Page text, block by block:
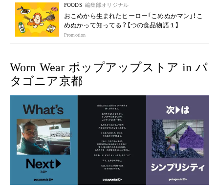
FOODS 編集部オリジナル
おこめから生まれたヒーロー「こめぬかマン」！こ
めぬかって知ってる？【つの食品物語１】
Promotion
Worn Wear ポップアップストア in パ
タゴニア京都